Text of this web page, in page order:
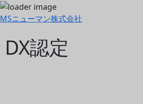
MSニューマン株式会社
DX認定